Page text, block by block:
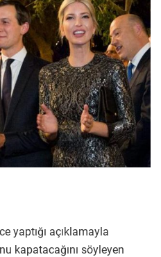
yaptığı açıklamayla
kapatacağını söyleyen